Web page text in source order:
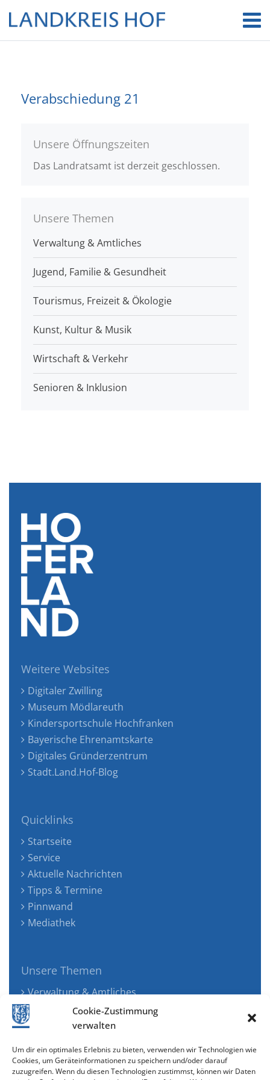
Cookie-Zustimmung
verwalten
Um dir ein optimales Erlebnis zu bieten, verwenden wir Technologien wie
Cookies, um Geräteinformationen zu speichern und/oder darauf
zuzugreifen. Wenn du diesen Technologien zustimmst, können wir Daten
Verabschiedung 21
Unsere Öffnungszeiten
Das Landratsamt ist derzeit geschlossen.
Unsere Themen
Verwaltung & Amtliches
Jugend, Familie & Gesundheit
Tourismus, Freizeit & Ökologie
Kunst, Kultur & Musik
Wirtschaft & Verkehr
Senioren & Inklusion
Weitere Websites
Digitaler Zwilling
Museum Mödlareuth
Kindersportschule Hochfranken
Bayerische Ehrenamtskarte
Digitales Gründerzentrum
Stadt.Land.Hof-Blog
Quicklinks
Startseite
Service
Aktuelle Nachrichten
Tipps & Termine
Pinnwand
Mediathek
Unsere Themen
Verwaltung & Amtliches
Jugend, Familie & Gesundheit
Tourismus, Freizeit & Ökologie
Wirtschaft & Verkehr
Senioren & Inklusion